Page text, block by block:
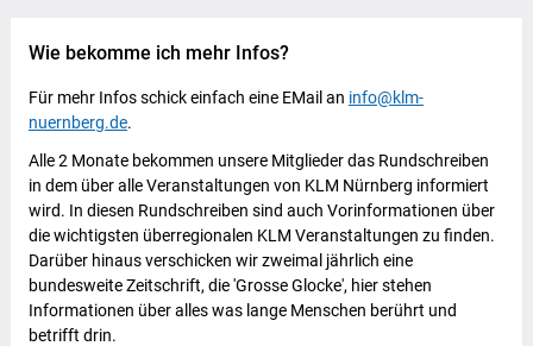
Wie bekomme ich mehr Infos?
Für mehr Infos schick einfach eine EMail an info@klm-
nuernberg.de.
Alle 2 Monate bekommen unsere Mitglieder das Rundschreiben
in dem über alle Veranstaltungen von KLM Nürnberg informiert
wird. In diesen Rundschreiben sind auch Vorinformationen über
die wichtigsten überregionalen KLM Veranstaltungen zu finden.
Darüber hinaus verschicken wir zweimal jährlich eine
bundesweite Zeitschrift, die 'Grosse Glocke', hier stehen
Informationen über alles was lange Menschen berührt und
betrifft drin.